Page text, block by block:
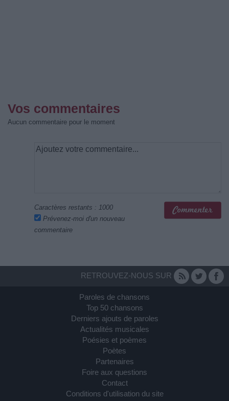
Vos commentaires
Aucun commentaire pour le moment
Caractères restants : 1000
Prévenez-moi d'un nouveau
commentaire
RETROUVEZ-NOUS SUR
Paroles de chansons
Top 50 chansons
Derniers ajouts de paroles
Actualités musicales
Poésies et poèmes
Poètes
Partenaires
Foire aux questions
Contact
Conditions d'utilisation du site